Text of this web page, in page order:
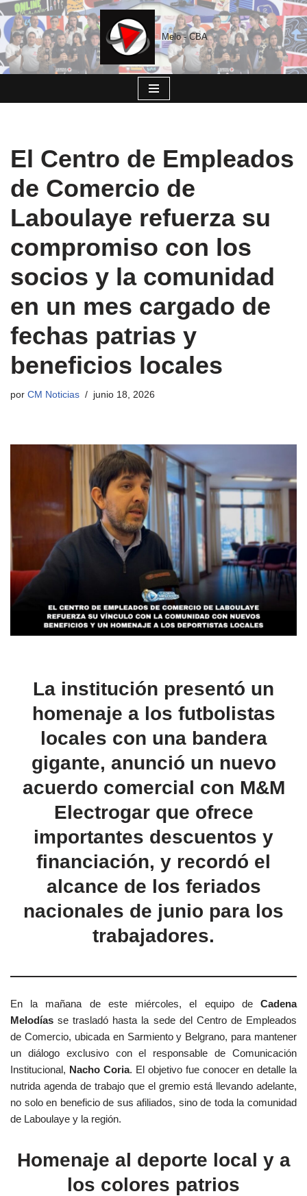
Saltar
al
contenido
Melo - CBA
El Centro de Empleados
de Comercio de
Laboulaye refuerza su
compromiso con los
socios y la comunidad
en un mes cargado de
fechas patrias y
beneficios locales
por CM Noticias junio 18, 2026
La institución presentó un
homenaje a los futbolistas
locales con una bandera
gigante, anunció un nuevo
acuerdo comercial con M&M
Electrogar que ofrece
importantes descuentos y
financiación, y recordó el
alcance de los feriados
nacionales de junio para los
trabajadores.
En la mañana de este miércoles, el equipo de Cadena
Melodías se trasladó hasta la sede del Centro de Empleados
de Comercio, ubicada en Sarmiento y Belgrano, para mantener
un diálogo exclusivo con el responsable de Comunicación
Institucional, Nacho Coria. El objetivo fue conocer en detalle la
nutrida agenda de trabajo que el gremio está llevando adelante,
no solo en beneficio de sus afiliados, sino de toda la comunidad
de Laboulaye y la región.
Homenaje al deporte local y a
los colores patrios